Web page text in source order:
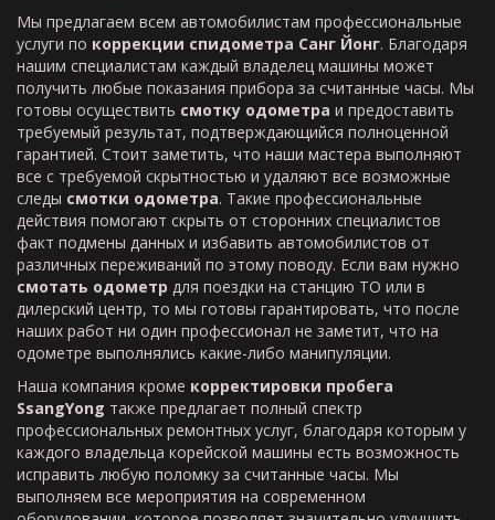
Мы предлагаем всем автомобилистам профессиональные
услуги по коррекции спидометра Санг Йонг. Благодаря
нашим специалистам каждый владелец машины может
получить любые показания прибора за считанные часы. Мы
готовы осуществить смотку одометра и предоставить
требуемый результат, подтверждающийся полноценной
гарантией. Стоит заметить, что наши мастера выполняют
все с требуемой скрытностью и удаляют все возможные
следы смотки одометра. Такие профессиональные
действия помогают скрыть от сторонних специалистов
факт подмены данных и избавить автомобилистов от
различных переживаний по этому поводу. Если вам нужно
смотать одометр для поездки на станцию ТО или в
дилерский центр, то мы готовы гарантировать, что после
наших работ ни один профессионал не заметит, что на
одометре выполнялись какие-либо манипуляции.
Наша компания кроме корректировки пробега
SsangYong также предлагает полный спектр
профессиональных ремонтных услуг, благодаря которым у
каждого владельца корейской машины есть возможность
исправить любую поломку за считанные часы. Мы
выполняем все мероприятия на современном